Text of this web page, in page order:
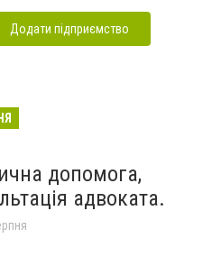
Додати підприємство
допомога,
адвоката.